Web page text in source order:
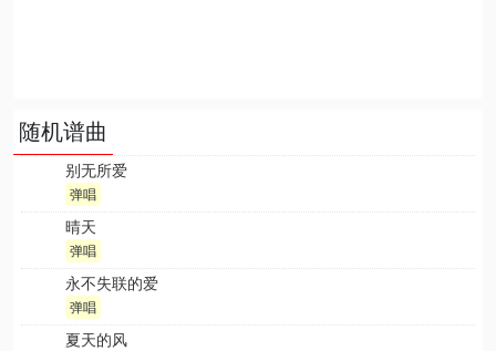
随机谱曲
别无所爱
弹唱
晴天
弹唱
永不失联的爱
弹唱
夏天的风